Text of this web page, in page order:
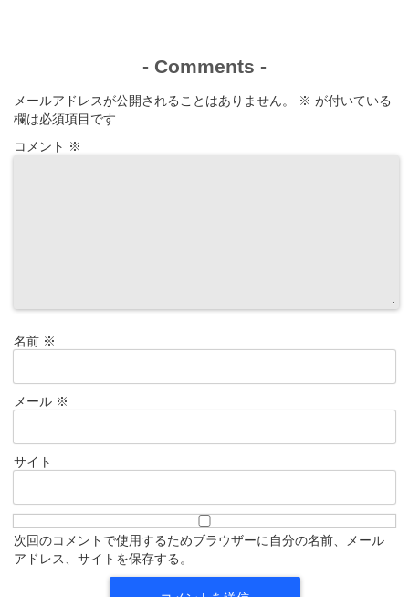
- Comments -
メールアドレスが公開されることはありません。 ※ が付いている
欄は必須項目です
コメント ※
名前 ※
メール ※
サイト
次回のコメントで使用するためブラウザーに自分の名前、メール
アドレス、サイトを保存する。